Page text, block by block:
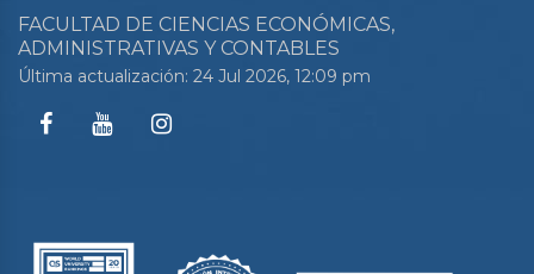
FACULTAD DE CIENCIAS ECONÓMICAS,
ADMINISTRATIVAS Y CONTABLES
Última actualización: 24 Jul 2026, 12:09 pm